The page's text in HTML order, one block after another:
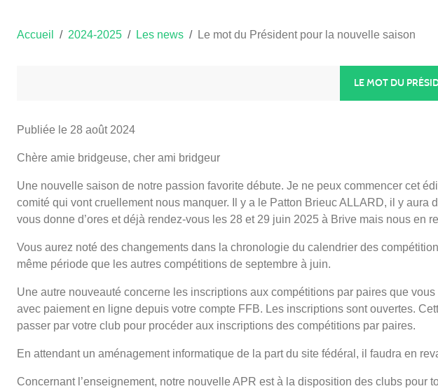
Accueil 2024-2025 Les news Le mot du Président pour la nouvelle saison
LE MOT DU
Publiée le 28 août 2024
Chère amie bridgeuse, cher ami bridgeur
Une nouvelle saison de notre passion favorite débute. Je ne peux commencer cet
comité qui vont cruellement nous manquer. Il y a le Patton Brieuc ALLARD, il y
vous donne d’ores et déjà rendez-vous les 28 et 29 juin 2025 à Brive mais nous en
Vous aurez noté des changements dans la chronologie du calendrier des
même période que les autres compétitions de septembre à juin.
Une autre nouveauté concerne les inscriptions aux compétitions par paires que
avec paiement en ligne depuis votre compte FFB. Les inscriptions sont ouvertes.
passer par votre club pour procéder aux inscriptions des compétitions par paires.
En attendant un aménagement informatique de la part du site fédéral, il faudra en
Concernant l’enseignement, notre nouvelle APR est à la disposition des clubs pour